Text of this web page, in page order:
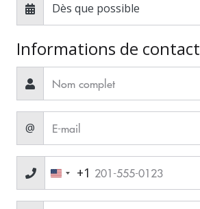
Informations de contact
@
+1